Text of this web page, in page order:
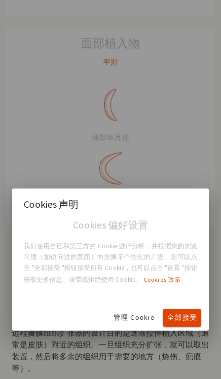
面部植入物
平滑
薄型半月形
远程瓣膜组织扩张器的设计目的是逐渐拉伸植入区域（通
常是皮肤）附近的组织。一旦组织充分扩张，就可以取出
装置，然后将多余的组织用于需要的地方（烧伤、疤痕
等）。
Cookies 声明
Cookies 偏好设置
我们使用自己和第三方的 Cookie 进行分析，并根据您的浏览
习惯（如访问过的页面）向您展示个性化的广告。您可以点
击 "全部接受 "按钮接受所有 Cookie，也可以点击 "设置 "按钮
获取更多信息、设置或拒绝使用 Cookie。
Cookies 政策
管理 Cookie 全部接受